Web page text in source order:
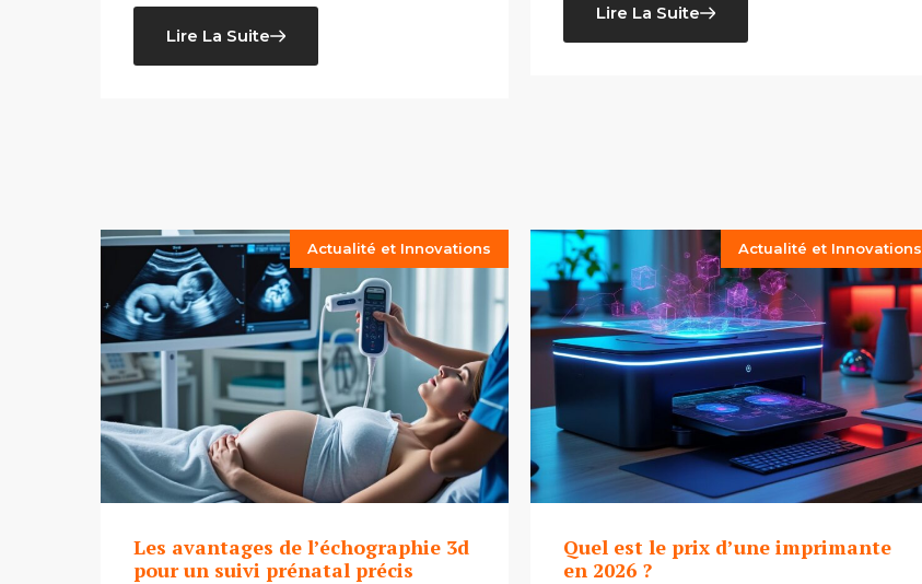
Lire La Suite
Lire La Suite
Actualité et Innovations
Les avantages de l’échographie 3d
pour un suivi prénatal précis
Actualité et Innovations
Quel est le prix d’une imprimante
en 2026 ?